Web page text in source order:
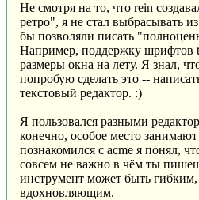
Не смотря на то, что rein
ретро", я не стал выбрасывать
бы позволяли писать
Например, поддержку шрифтов
размеры окна на лету. Я знал,
попробую сделать это --
текстовый редактор. :)
Я пользовался разными
конечно, особое место
познакомился с acme я понял,
совсем не важно в чём ты
инструмент может быть
вдохновляющим.